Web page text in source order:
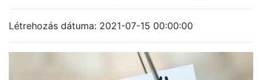
Létrehozás dátuma: 2021-07-15 00:00:00